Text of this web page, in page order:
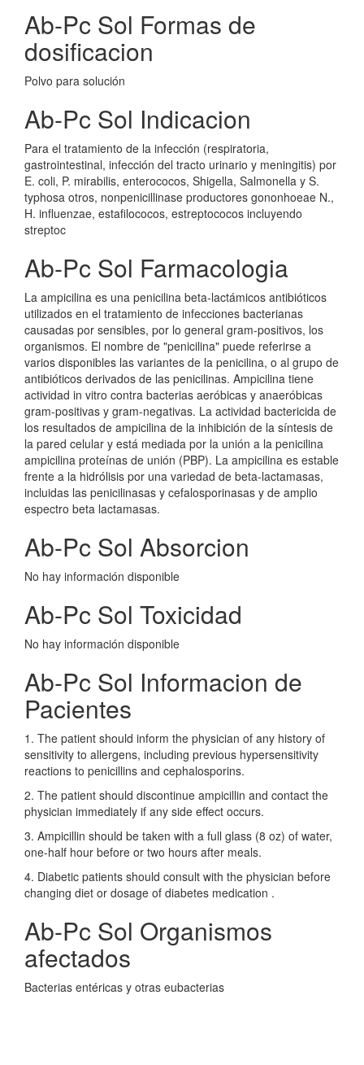
Ab-Pc Sol Formas de
dosificacion
Polvo para solución
Ab-Pc Sol Indicacion
Para el tratamiento de la infección (respiratoria,
gastrointestinal, infección del tracto urinario y meningitis) por
E. coli, P. mirabilis, enterococos, Shigella, Salmonella y S.
typhosa otros, nonpenicillinase productores gononhoeae N.,
H. influenzae, estafilococos, estreptococos incluyendo
streptoc
Ab-Pc Sol Farmacologia
La ampicilina es una penicilina beta-lactámicos antibióticos
utilizados en el tratamiento de infecciones bacterianas
causadas por sensibles, por lo general gram-positivos, los
organismos. El nombre de "penicilina" puede referirse a
varios disponibles las variantes de la penicilina, o al grupo de
antibióticos derivados de las penicilinas. Ampicilina tiene
actividad in vitro contra bacterias aeróbicas y anaeróbicas
gram-positivas y gram-negativas. La actividad bactericida de
los resultados de ampicilina de la inhibición de la síntesis de
la pared celular y está mediada por la unión a la penicilina
ampicilina proteínas de unión (PBP). La ampicilina es estable
frente a la hidrólisis por una variedad de beta-lactamasas,
incluidas las penicilinasas y cefalosporinasas y de amplio
espectro beta lactamasas.
Ab-Pc Sol Absorcion
No hay información disponible
Ab-Pc Sol Toxicidad
No hay información disponible
Ab-Pc Sol Informacion de
Pacientes
1. The patient should inform the physician of any history of
sensitivity to allergens, including previous hypersensitivity
reactions to penicillins and cephalosporins.
2. The patient should discontinue ampicillin and contact the
physician immediately if any side effect occurs.
3. Ampicillin should be taken with a full glass (8 oz) of water,
one-half hour before or two hours after meals.
4. Diabetic patients should consult with the physician before
changing diet or dosage of diabetes medication .
Ab-Pc Sol Organismos
afectados
Bacterias entéricas y otras eubacterias